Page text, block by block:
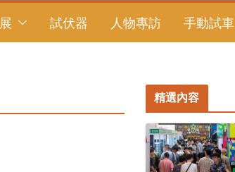
試伏器 人物專訪 手動試車
精選內容